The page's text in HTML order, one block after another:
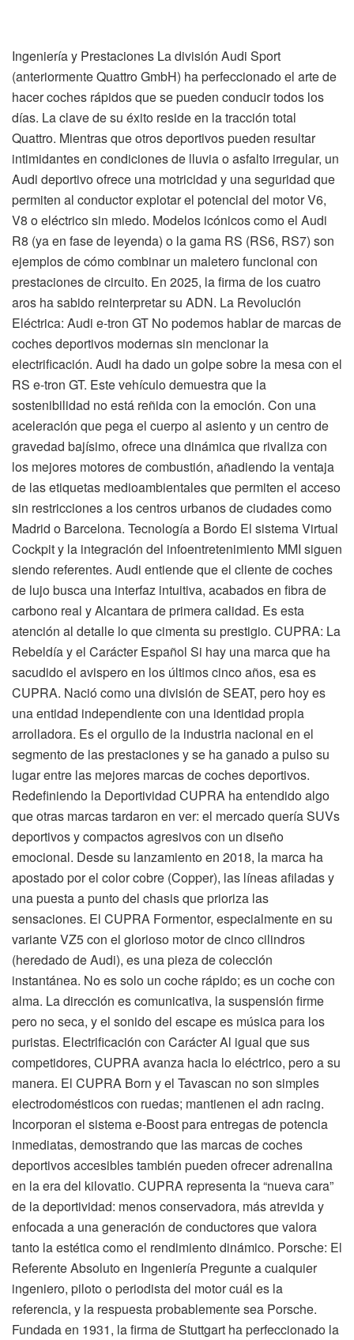
Ingeniería y Prestaciones La división Audi Sport
(anteriormente Quattro GmbH) ha perfeccionado el arte de
hacer coches rápidos que se pueden conducir todos los
días. La clave de su éxito reside en la tracción total
Quattro. Mientras que otros deportivos pueden resultar
intimidantes en condiciones de lluvia o asfalto irregular, un
Audi deportivo ofrece una motricidad y una seguridad que
permiten al conductor explotar el potencial del motor V6,
V8 o eléctrico sin miedo. Modelos icónicos como el Audi
R8 (ya en fase de leyenda) o la gama RS (RS6, RS7) son
ejemplos de cómo combinar un maletero funcional con
prestaciones de circuito. En 2025, la firma de los cuatro
aros ha sabido reinterpretar su ADN. La Revolución
Eléctrica: Audi e-tron GT No podemos hablar de marcas de
coches deportivos modernas sin mencionar la
electrificación. Audi ha dado un golpe sobre la mesa con el
RS e-tron GT. Este vehículo demuestra que la
sostenibilidad no está reñida con la emoción. Con una
aceleración que pega el cuerpo al asiento y un centro de
gravedad bajísimo, ofrece una dinámica que rivaliza con
los mejores motores de combustión, añadiendo la ventaja
de las etiquetas medioambientales que permiten el acceso
sin restricciones a los centros urbanos de ciudades como
Madrid o Barcelona. Tecnología a Bordo El sistema Virtual
Cockpit y la integración del infoentretenimiento MMI siguen
siendo referentes. Audi entiende que el cliente de coches
de lujo busca una interfaz intuitiva, acabados en fibra de
carbono real y Alcantara de primera calidad. Es esta
atención al detalle lo que cimenta su prestigio. CUPRA: La
Rebeldía y el Carácter Español Si hay una marca que ha
sacudido el avispero en los últimos cinco años, esa es
CUPRA. Nació como una división de SEAT, pero hoy es
una entidad independiente con una identidad propia
arrolladora. Es el orgullo de la industria nacional en el
segmento de las prestaciones y se ha ganado a pulso su
lugar entre las mejores marcas de coches deportivos.
Redefiniendo la Deportividad CUPRA ha entendido algo
que otras marcas tardaron en ver: el mercado quería SUVs
deportivos y compactos agresivos con un diseño
emocional. Desde su lanzamiento en 2018, la marca ha
apostado por el color cobre (Copper), las líneas afiladas y
una puesta a punto del chasis que prioriza las
sensaciones. El CUPRA Formentor, especialmente en su
variante VZ5 con el glorioso motor de cinco cilindros
(heredado de Audi), es una pieza de colección
instantánea. No es solo un coche rápido; es un coche con
alma. La dirección es comunicativa, la suspensión firme
pero no seca, y el sonido del escape es música para los
puristas. Electrificación con Carácter Al igual que sus
competidores, CUPRA avanza hacia lo eléctrico, pero a su
manera. El CUPRA Born y el Tavascan no son simples
electrodomésticos con ruedas; mantienen el adn racing.
Incorporan el sistema e-Boost para entregas de potencia
inmediatas, demostrando que las marcas de coches
deportivos accesibles también pueden ofrecer adrenalina
en la era del kilovatio. CUPRA representa la “nueva cara”
de la deportividad: menos conservadora, más atrevida y
enfocada a una generación de conductores que valora
tanto la estética como el rendimiento dinámico. Porsche: El
Referente Absoluto en Ingeniería Pregunte a cualquier
ingeniero, piloto o periodista del motor cuál es la
referencia, y la respuesta probablemente sea Porsche.
Fundada en 1931, la firma de Stuttgart ha perfeccionado la